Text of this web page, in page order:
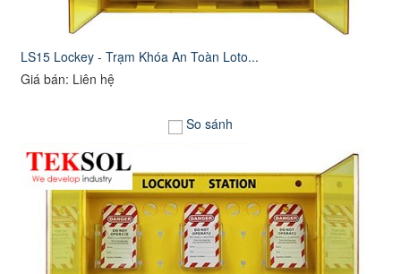
LS15 Lockey - Trạm Khóa An Toàn Loto...
Giá bán: Liên hệ
So sánh